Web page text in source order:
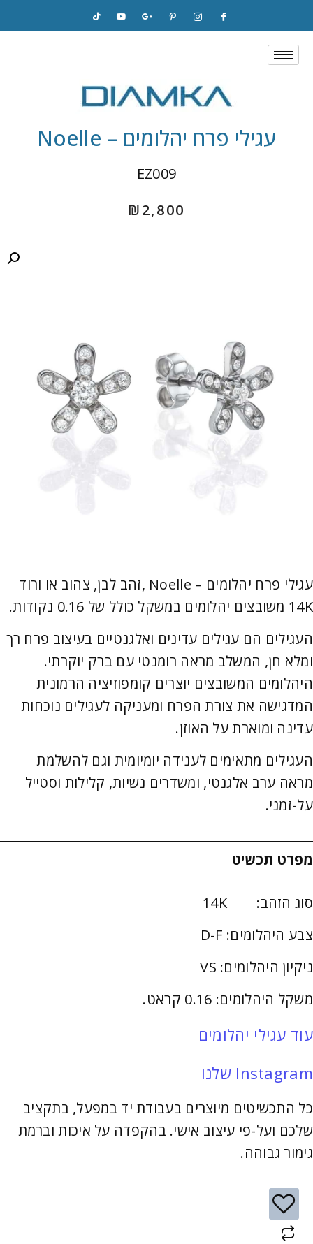
Skip
to
עגילי פרח יהלומים – Noelle
EZ009
₪2,800
עגילי פרח יהלומים – Noelle ,זהב לבן, צהוב או ורוד
14K משובצים יהלומים במשקל כולל של 0.16 נקודות.
העגילים הם עגילים עדינים ואלגנטיים בעיצוב פרח רך
ומלא חן, המשלב מראה רומנטי עם ברק יוקרתי.
היהלומים המשובצים יוצרים קומפוזיציה הרמונית
המדגישה את צורת הפרח ומעניקה לעגילים נוכחות
עדינה ומוארת על האוזן.
העגילים מתאימים לענידה יומיומית וגם להשלמת
מראה ערב אלגנטי, ומשדרים נשיות, קלילות וסטייל
על-זמני.
מפרט תכשיט
סוג הזהב: 14K
צבע היהלומים: D-F
ניקיון היהלומים: VS
משקל היהלומים: 0.16 קראט.
עוד עגילי יהלומים
Instagram שלנו
כל התכשיטים מיוצרים בעבודת יד במפעל, בתקציב
שלכם ועל-פי עיצוב אישי. בהקפדה על איכות וברמת
גימור גבוהה.